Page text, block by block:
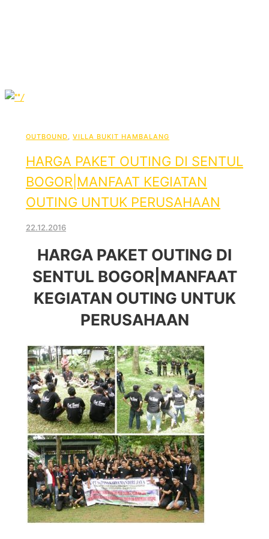
OUTBOUND, VILLA BUKIT HAMBALANG
HARGA PAKET OUTING DI SENTUL
BOGOR|MANFAAT KEGIATAN
OUTING UNTUK PERUSAHAAN
22.12.2016
HARGA PAKET OUTING DI
SENTUL BOGOR| MANFAAT
KEGIATAN OUTING UNTUK
PERUSAHAAN